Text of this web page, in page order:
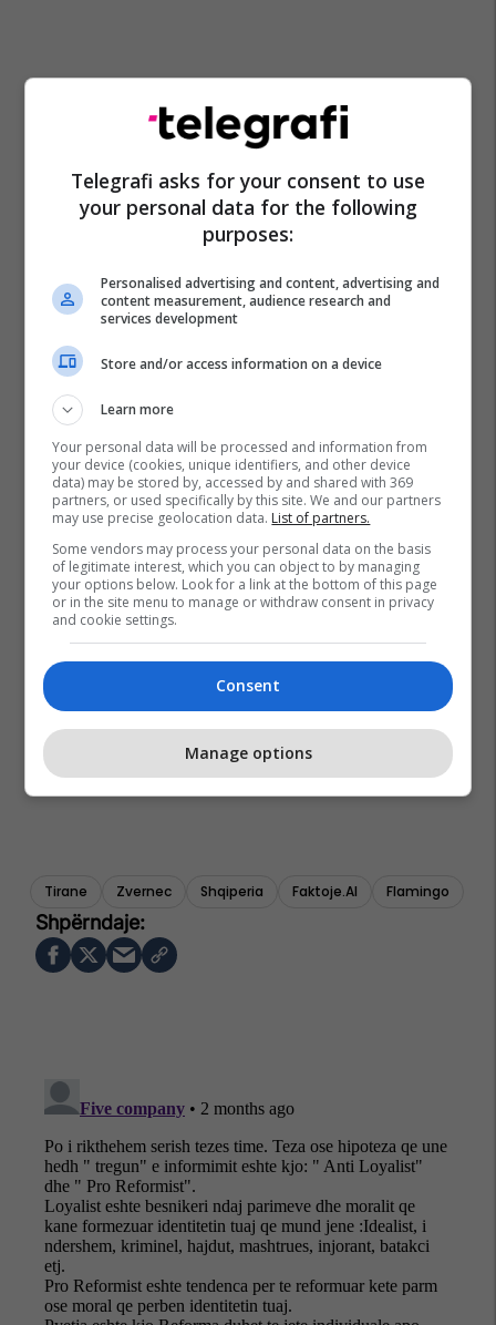
Tirane Zvernec Shqiperia Faktoje.al Flamingo
Telegrafi asks for your consent to use
your personal data for the following
purposes:
Personalised advertising and content, advertising and
content measurement, audience research and
services development
Store and/or access information on a device
Learn more
Your personal data will be processed and information from
your device (cookies, unique identifiers, and other device
data) may be stored by, accessed by and shared with 369
partners, or used specifically by this site. We and our partners
may use precise geolocation data. List of partners.
Some vendors may process your personal data on the basis
of legitimate interest, which you can object to by managing
your options below. Look for a link at the bottom of this page
or in the site menu to manage or withdraw consent in privacy
and cookie settings.
Consent
Manage options